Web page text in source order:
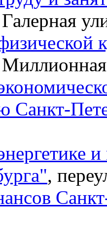
Галерная
Санкт-
",